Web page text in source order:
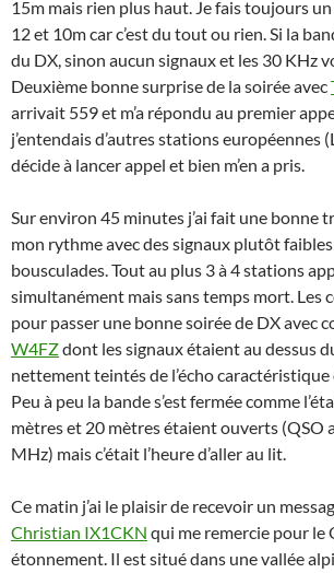
15m mais rien plus haut. Je fais toujours
12 et 10m car c’est du tout ou rien. Si la
du DX, sinon aucun signaux et les 30 KHz
Deuxième bonne surprise de la soirée avec
arrivait 559 et m’a répondu au premier
j’entendais d’autres stations européennes
décide à lancer appel et bien m’en a pris.
Sur environ 45 minutes j’ai fait une bonne
mon rythme avec des signaux plutôt
bousculades. Tout au plus 3 à 4 stations
simultanément mais sans temps mort. Les
pour passer une bonne soirée de DX avec
W4FZdont les signaux étaient au dessus
nettement teintés de l’écho
Peu à peu la bande s’est fermée comme
mètres et 20 mètres étaient ouverts (QSO
MHz) mais c’était l’heure d’aller au lit.
Ce matin j’ai le plaisir de recevoir un
Christian IX1CKN qui me remercie pour le
étonnement. Il est situé dans une vallée